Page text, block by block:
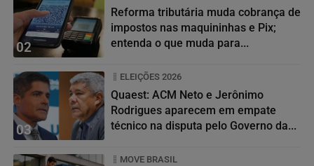
02
Reforma tributária muda cobrança de
impostos nas maquininhas e Pix;
entenda o que muda para...
03
ELEIÇÕES 2026
Quaest: ACM Neto e Jerônimo
Rodrigues aparecem em empate
técnico na disputa pelo Governo da...
MOVE BRASIL